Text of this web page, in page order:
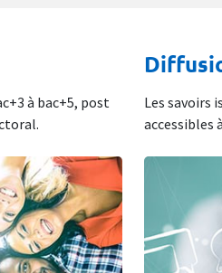
à bac+5, post
Les savoirs
accessibles